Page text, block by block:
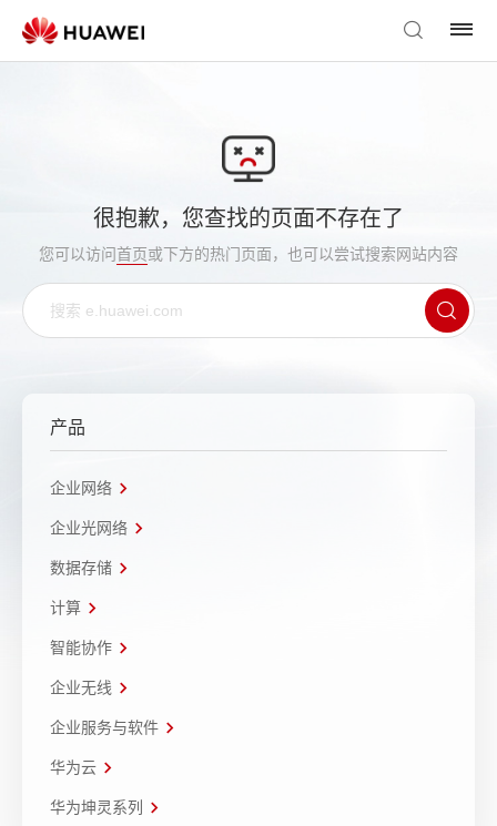
很抱歉，您查找的页面不存在了
您可以访问首页或下方的热门页面，也可以尝试搜索网站内容
产品
企业网络
企业光网络
数据存储
计算
智能协作
企业无线
企业服务与软件
华为云
华为坤灵系列